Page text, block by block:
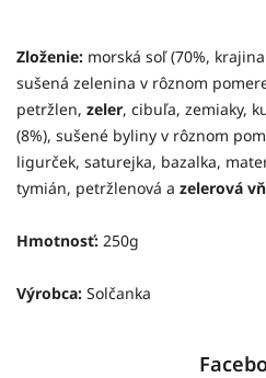
Zloženie: morská soľ (70%,
sušená zelenina v rôznom
petržlen, zeler, cibuľa, zemiaky,
(8%), sušené byliny v rôznom
ligurček, saturejka, bazalka,
tymián, petržlenová a zelerová
Hmotnosť: 250g
Výrobca: Solčanka